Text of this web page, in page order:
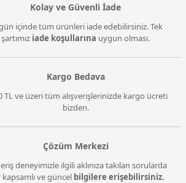
Kolay ve Güvenli İade
içinde tüm ürünleri iade edebilirsiniz. Tek
şartımız iade koşullarına uygun olması.
Kargo Bedava
TL ve üzeri tüm alışverişlerinizde kargo ücreti
bizden.
Çözüm Merkezi
deneyimizle ilgili aklınıza takılan sorularda
ve güncel bilgilere erişebilirsiniz.